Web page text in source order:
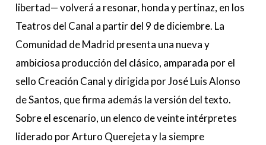
libertad— volverá a resonar, honda y pertinaz, en los
Teatros del Canal a partir del 9 de diciembre. La
Comunidad de Madrid presenta una nueva y
ambiciosa producción del clásico, amparada por el
sello Creación Canal y dirigida por José Luis Alonso
de Santos, que firma además la versión del texto.
Sobre el escenario, un elenco de veinte intérpretes
liderado por Arturo Querejeta y la siempre